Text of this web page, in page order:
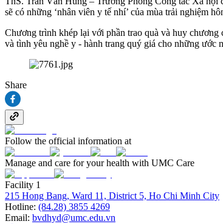
sẽ có những ‘nhân viên y tế nhí’ của mùa trải nghiệm
Chương trình khép lại với phần trao quà và huy chương
và tình yêu nghề y - hành trang quý giá cho những ước
Share
Follow the official information at
Manage and care for your health with UMC Care
Facility 1
215 Hong Bang, Ward 11, District 5, Ho Chi Minh City
Hotline: (84.28) 3855 4269
Email: bvdhyd@umc.edu.vn